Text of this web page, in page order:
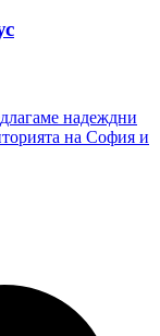
надеждни
на София и